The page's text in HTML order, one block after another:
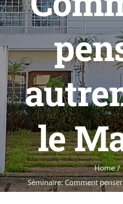
Appels
Agenda
le
Home
Séminaire: Comment